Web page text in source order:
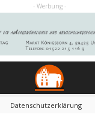
Datenschutzerklärung
- Werbung -